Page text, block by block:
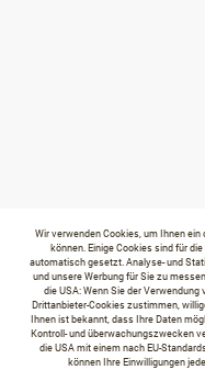
Wir verwenden Cookies, um Ihnen
können. Einige Cookies sind für
automatisch gesetzt. Analyse- und
und unsere Werbung für Sie zu
die USA: Wenn Sie der
Drittanbieter-Cookies zustimmen,
Ihnen ist bekannt, dass Ihre Daten
Kontroll- und überwachungszwecken
die USA mit einem nach EU-
können Ihre Einwilligungen